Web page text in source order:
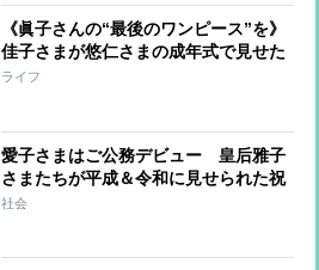
《眞子さんの“最後のワンピース”を》
佳子さまが悠仁さまの成年式で見せた
「お姉さまとともに」の思い
ライフ
愛子さまはご公務デビュー 皇后雅子
さまたちが平成＆令和に見せられた祝
賀のドレス姿
社会